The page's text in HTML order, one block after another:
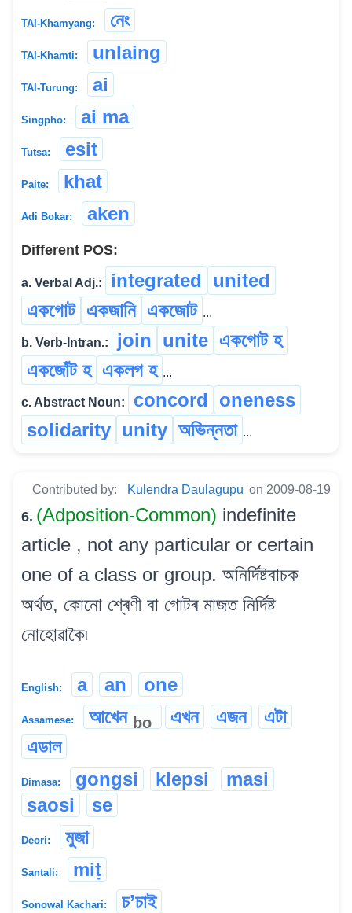
TAI-Khamyang: নেং
TAI-Khamti: unlaing
TAI-Turung: ai
Singpho: ai ma
Tutsa: esit
Paite: khat
Adi Bokar: aken
Different POS:
a. Verbal Adj.: integrated
united
একগোট একজানি একজোট ...
b. Verb-Intran.: join unite একগোট হ
একজোঁট হ একলগ হ ...
c. Abstract Noun: concord
oneness
solidarity unity অভিন্নতা ...
Contributed by: Kulendra Daulagupu on 2009-08-19
6. (Adposition-Common) indefinite
article , not any particular or certain
one of a class or group. অনিৰ্দিষ্টবাচক
অৰ্থত, কোনো শ্ৰেণী বা গোটৰ মাজত নিৰ্দিষ্ট
নোহোৱাকৈ৷
English: a an one
Assamese: আখেন bo এখন এজন
এটা
এডাল
Dimasa: gongsi klepsi
masi
saosi
se
Deori: মুজা
Santali: miṭ
Sonowal Kachari: চ‌’চাই